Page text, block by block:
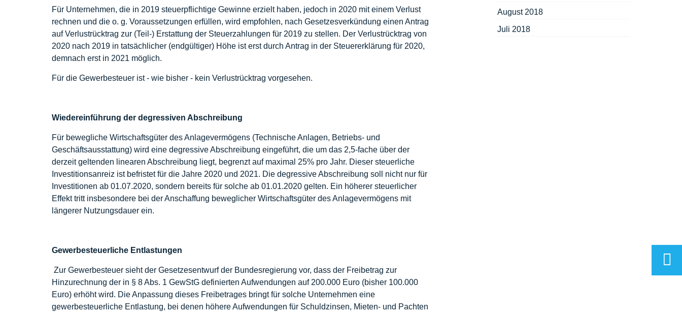
Für Unternehmen, die in 2019 steuerpflichtige Gewinne erzielt haben, jedoch in 2020 mit einem Verlust
rechnen und die o. g. Voraussetzungen erfüllen, wird empfohlen, nach Gesetzesverkündung einen Antrag
auf Verlustrücktrag zur (Teil-) Erstattung der Steuerzahlungen für 2019 zu stellen. Der Verlustrücktrag von
2020 nach 2019 in tatsächlicher (endgültiger) Höhe ist erst durch Antrag in der Steuererklärung für 2020,
demnach erst in 2021 möglich.
Für die Gewerbesteuer ist - wie bisher - kein Verlustrücktrag vorgesehen.
Wiedereinführung der degressiven Abschreibung
Für bewegliche Wirtschaftsgüter des Anlagevermögens (Technische Anlagen, Betriebs- und
Geschäftsausstattung) wird eine degressive Abschreibung eingeführt, die um das 2,5-fache über der
derzeit geltenden linearen Abschreibung liegt, begrenzt auf maximal 25% pro Jahr. Dieser steuerliche
Investitionsanreiz ist befristet für die Jahre 2020 und 2021. Die degressive Abschreibung soll nicht nur für
Investitionen ab 01.07.2020, sondern bereits für solche ab 01.01.2020 gelten. Ein höherer steuerlicher
Effekt tritt insbesondere bei der Anschaffung beweglicher Wirtschaftsgüter des Anlagevermögens mit
längerer Nutzungsdauer ein.
Gewerbesteuerliche Entlastungen
Zur Gewerbesteuer sieht der Gesetzesentwurf der Bundesregierung vor, dass der Freibetrag zur
Hinzurechnung der in § 8 Abs. 1 GewStG definierten Aufwendungen auf 200.000 Euro (bisher 100.000
Euro) erhöht wird. Die Anpassung dieses Freibetrages bringt für solche Unternehmen eine
gewerbesteuerliche Entlastung, bei denen höhere Aufwendungen für Schuldzinsen, Mieten- und Pachten
August 2018
Juli 2018